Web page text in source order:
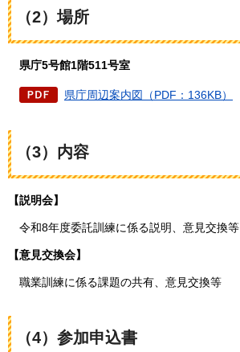
（2）場所
県庁5号館1階511号室
県庁周辺案内図（PDF：136KB）
（3）内容
【説明会】
令和8年度委託訓練に係る説明、意見交換等
【意見交換会】
職業訓練に係る課題の共有、意見交換等
（4）参加申込書